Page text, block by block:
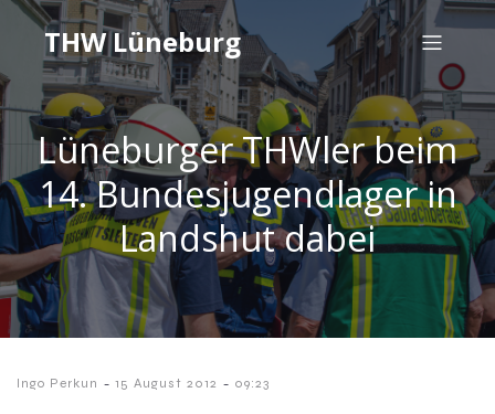
THW Lüneburg
Lüneburger THWler beim
14. Bundesjugendlager in
Landshut dabei
Ingo Perkun - 15 August 2012 - 09:23